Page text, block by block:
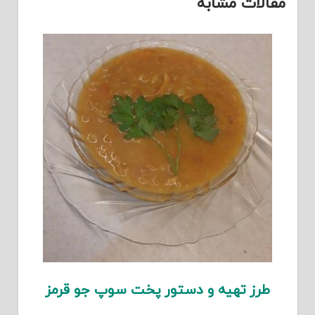
طرز تهیه و دستور پخت سوپ جو قرمز